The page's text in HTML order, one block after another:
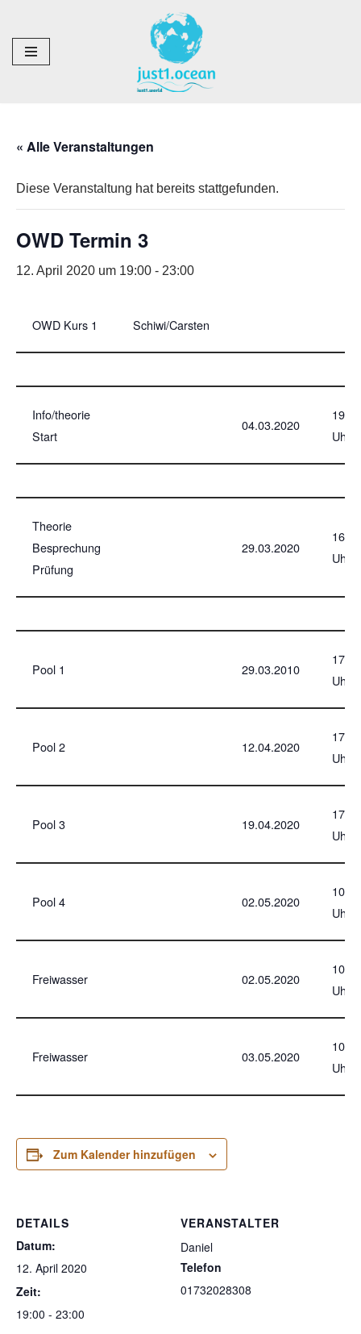
Zum
Inhalt
« Alle Veranstaltungen
Diese Veranstaltung hat bereits stattgefunden.
OWD Termin 3
12. April 2020 um 19:00 - 23:00
OWD Kurs 1 Schiwi/Carsten
Info/theorie
Start
04.03.2020
19
Uhr
Theorie
Besprechung
Prüfung
29.03.2020
16
Uhr
Pool 1 29.03.2010
17
Uhr
Pool 2 12.04.2020
17
Uhr
Pool 3 19.04.2020
17
Uhr
Pool 4 02.05.2020
10
Uhr
Freiwasser 02.05.2020
10
Uhr
Freiwasser 03.05.2020
10
Uhr
Zum Kalender hinzufügen
DETAILS
Datum:
12. April 2020
Zeit:
19:00 - 23:00
VERANSTALTER
Daniel
Telefon
01732028308